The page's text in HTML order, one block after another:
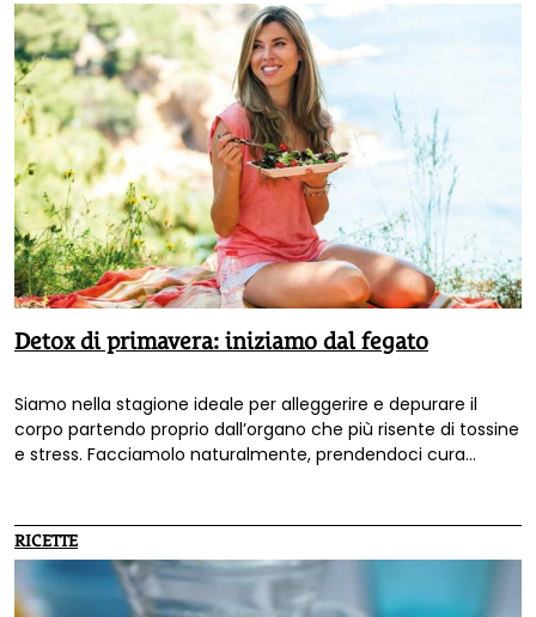
Detox di primavera: iniziamo dal fegato
Siamo nella stagione ideale per alleggerire e depurare il
corpo partendo proprio dall’organo che più risente di tossine
e stress. Facciamolo naturalmente, prendendoci cura
stare subito meglio.
RICETTE